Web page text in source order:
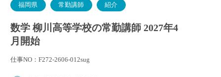
福岡県 常勤講師 紹介
数学 柳川高等学校の常勤講師 2027年4
月開始
仕事NO：F272-2606-012sug